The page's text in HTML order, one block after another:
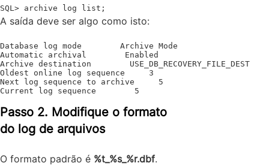
SQL> archive log list;
A saída deve ser algo como isto:
Database log mode        Archive Mode
Automatic archival
Archive destination
Oldest online log sequence     3
Next log sequence to archive     5
Current log sequence        5
Passo 2. Modifique o formato
do log de arquivos
O formato padrão é %t_%s_%r.dbf.